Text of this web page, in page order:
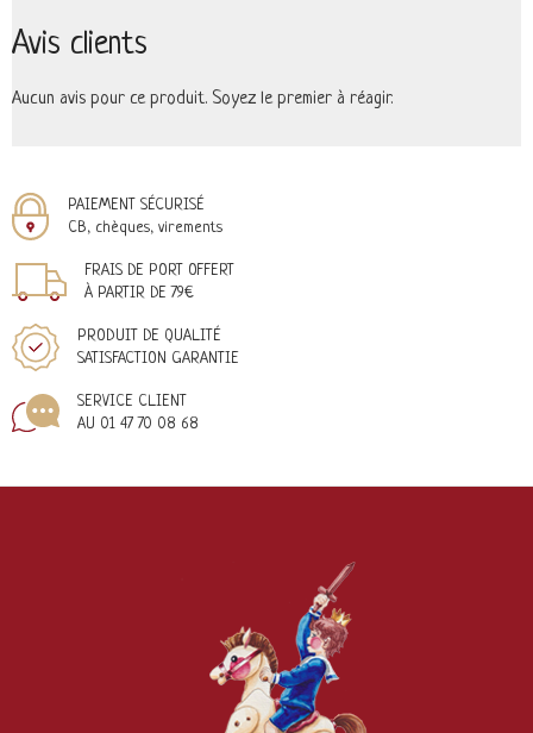
Avis clients
Aucun avis pour ce produit. Soyez le premier à réagir.
PAIEMENT SÉCURISÉ
CB, chèques, virements
FRAIS DE PORT OFFERT
À PARTIR DE 79€
PRODUIT DE QUALITÉ
SATISFACTION GARANTIE
SERVICE CLIENT
AU 01 47 70 08 68